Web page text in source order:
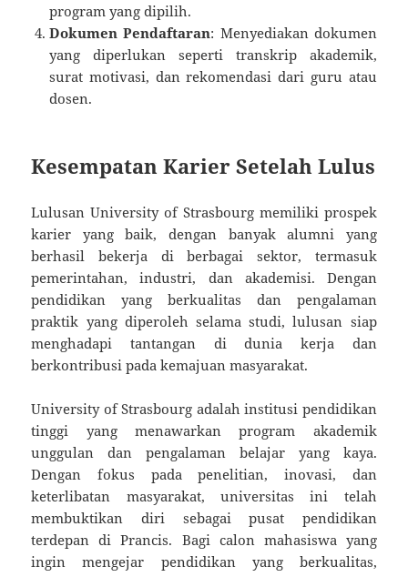
program yang dipilih.
Dokumen Pendaftaran: Menyediakan dokumen
yang diperlukan seperti transkrip akademik,
surat motivasi, dan rekomendasi dari guru atau
dosen.
Kesempatan Karier Setelah Lulus
Lulusan University of Strasbourg memiliki prospek
karier yang baik, dengan banyak alumni yang
berhasil bekerja di berbagai sektor, termasuk
pemerintahan, industri, dan akademisi. Dengan
pendidikan yang berkualitas dan pengalaman
praktik yang diperoleh selama studi, lulusan siap
menghadapi tantangan di dunia kerja dan
berkontribusi pada kemajuan masyarakat.
University of Strasbourg adalah institusi pendidikan
tinggi yang menawarkan program akademik
unggulan dan pengalaman belajar yang kaya.
Dengan fokus pada penelitian, inovasi, dan
keterlibatan masyarakat, universitas ini telah
membuktikan diri sebagai pusat pendidikan
terdepan di Prancis. Bagi calon mahasiswa yang
ingin mengejar pendidikan yang berkualitas,